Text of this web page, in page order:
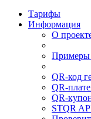
Тарифы
Информация
О
Примеры
QR-код
QR-
QR-
STQR